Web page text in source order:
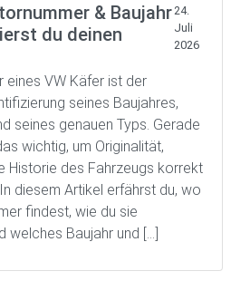
& Baujahr
du deinen
24.
Juli
2026
eines VW Käfer ist der
seines Baujahres,
seines genauen Typs. Gerade
wichtig, um Originalität,
Historie des Fahrzeugs korrekt
diesem Artikel erfährst du, wo
findest, wie du sie
welches Baujahr und […]